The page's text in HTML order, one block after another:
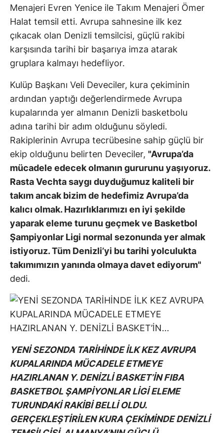
Menajeri Evren Yenice ile Takım Menajeri Ömer
Halat temsil etti. Avrupa sahnesine ilk kez
çıkacak olan Denizli temsilcisi, güçlü rakibi
karşısında tarihi bir başarıya imza atarak
gruplara kalmayı hedefliyor.
Kulüp Başkanı Veli Deveciler, kura çekiminin
ardından yaptığı değerlendirmede Avrupa
kupalarında yer almanın Denizli basketbolu
adına tarihi bir adım olduğunu söyledi.
Rakiplerinin Avrupa tecrübesine sahip güçlü bir
ekip olduğunu belirten Deveciler, "Avrupa’da
mücadele edecek olmanın gururunu yaşıyoruz.
Rasta Vechta saygı duyduğumuz kaliteli bir
takım ancak bizim de hedefimiz Avrupa’da
kalıcı olmak. Hazırlıklarımızı en iyi şekilde
yaparak eleme turunu geçmek ve Basketbol
Şampiyonlar Ligi normal sezonunda yer almak
istiyoruz. Tüm Denizli’yi bu tarihi yolculukta
takımımızın yanında olmaya davet ediyorum"
dedi.
YENİ SEZONDA TARİHİNDE İLK KEZ AVRUPA
KUPALARINDA MÜCADELE ETMEYE
HAZIRLANAN Y. DENİZLİ BASKET’İN FIBA
BASKETBOL ŞAMPİYONLAR LİGİ ELEME
TURUNDAKİ RAKİBİ BELLİ OLDU.
GERÇEKLEŞTİRİLEN KURA ÇEKİMİNDE DENİZLİ